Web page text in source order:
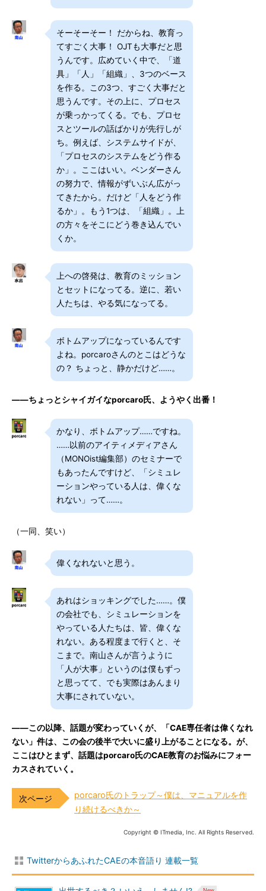
そーそーそー！ だからね、教育っ
てすごく大事！ OJTも大事だと思
うんです。広めていく中で、「道
具」「人」「組織」、3つのベース
を作る。この3つ、すごく大事だと
思うんです。その上に、プロセス
が乗っかってくる。でも、プロセ
スとツールの話ばかりが先行しが
ち。例えば、システムサイドが、
「プロセスのシステムをどう作る
か」。ここはいい。ベンダーさん
の努力で、情報がずいぶん広がっ
てきたから。だけど「人をどう作
るか」。もう1つは、「組織」。上
の方々をそこにどう巻き込んでい
くか。
上への啓発は、教育のミッション
とセットになってる。逆に、若い
人たちは、やる気になってる。
ボトムアップになっているんです
よね。porcaroさんのとこはどうな
の？ ちょっと、静かだけど……。
――ちょっとシャイガイなporcaro氏、ようやく出番！
かなり、ボトムアップ……ですね。
……以前のアイティメディアさん
（MONOist編集部）のセミナーで
もあったんですけど、「シミュレ
ーションやっている人は、偉くな
れない」って……。
（一同、笑い）
偉くなれないと思う。
あれはショッキングでした……。僕
の会社でも、シミュレーションを
やっている人たちは、皆、偉くな
れない。ある程度まで行くと、そ
こまで。南山さんが言うように
「人が大事」というのは僕もずっ
と思ってて、でも実際はあんまり
大事にされていない。
――この以降、話題が変わっていくが、「CAE専任者は偉くなれ
ない」件は、この会の後半で大いに盛り上がることになる。が、
ここはひとまず、話題はporcaro氏のCAE教育のお悩みにフォー
カスされていく。
porcaro氏のトラップ～僕は、マニュアルを作
り続けるべきか～
Copyright © ITmedia, Inc. All Rights Reserved.
TwitterからあふれたCAEの本音語り 連載一覧